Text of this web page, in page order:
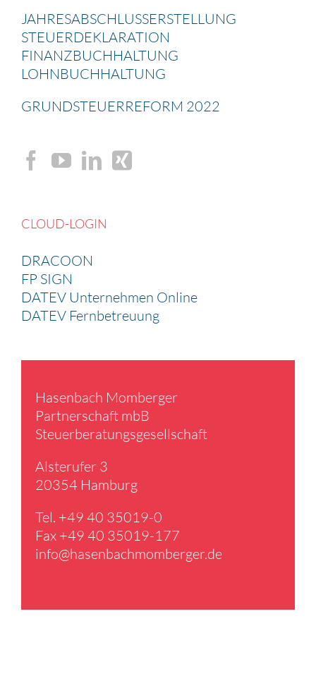
JAHRES­AB­SCHLUSS­ERSTEL­LUNG
STEUER­DE­KLA­RA­TION
FINANZ­BUCH­HAL­TUNG
LOHNBUCH­HAL­TUNG
GRUND­STEU­ER­RE­FORM 2022
CLOUD-LOGIN
DRACOON
FP SIGN
DATEV Unternehmen Online
DATEV Fernbetreuung
Hasen­bach Momberger
Partner­schaft mbB
Steuer­be­ra­tungs­ge­sell­schaft
Alster­ufer 3
20354 Hamburg
Tel. +49 40 35019-0
Fax +49 40 35019-177
info@​hasenbachmomberger.​de